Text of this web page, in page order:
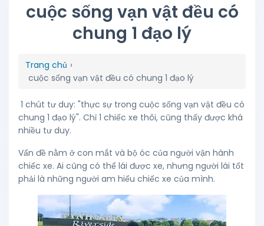
cuộc sống vạn vật đều có
chung 1 đạo lý
Trang chủ ›
cuộc sống vạn vật đều có chung 1 đạo lý
1 chút tư duy: "thực sự trong cuộc sống vạn vật đều có
chung 1 đạo lý". Chỉ 1 chiếc xe thôi, cũng thấy được khá
nhiều tư duy.
Vấn đề nằm ở con mắt và bộ óc của người vận hành
chiếc xe. Ai cũng có thể lái được xe, nhưng người lái tốt
phải là những người am hiểu chiếc xe của mình.